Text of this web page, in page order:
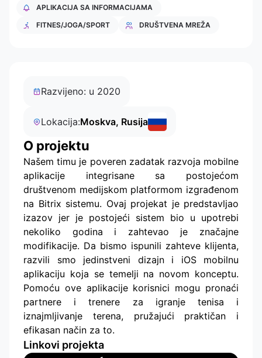
APLIKACIJA SA INFORMACIJAMA
FITNES/JOGA/SPORT
DRUŠTVENA MREŽA
Razvijeno: u 2020
Lokacija:Moskva, Rusija
O projektu
Našem timu je poveren zadatak razvoja mobilne
aplikacije integrisane sa postojećom
društvenom medijskom platformom izgrađenom
na Bitrix sistemu. Ovaj projekat je predstavljao
izazov jer je postojeći sistem bio u upotrebi
nekoliko godina i zahtevao je značajne
modifikacije. Da bismo ispunili zahteve klijenta,
razvili smo jedinstveni dizajn i iOS mobilnu
aplikaciju koja se temelji na novom konceptu.
Pomoću ove aplikacije korisnici mogu pronaći
partnere i trenere za igranje tenisa i
iznajmljivanje terena, pružajući praktičan i
efikasan način za to.
Linkovi projekta